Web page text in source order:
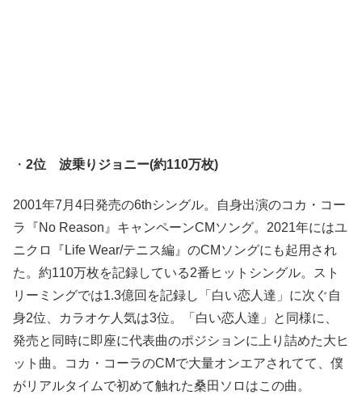
・ 2位 波乗りジョニー(約110万枚)
2001年7月4日発売の6thシングル。自身出演のコカ・コー
ラ『No Reason』キャンペーンCMソング。2021年にはユ
ニクロ『Life Wear/テニス編』のCMソングにも起用され
た。約110万枚を記録している2番ヒットシングル。スト
リーミングでは1.3億回を記録し「白い恋人達」に次ぐ自
身2位、カラオケ人気は3位。「白い恋人達」と同様に、
発売と同時に即座に代表曲のポジションに上り詰めた大ヒ
ット曲。コカ・コーラのCMで大量オンエアされてて、僕
がリアルタイムで初めて触れた桑田ソロはこの曲。